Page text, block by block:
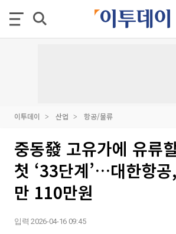
이투데이 산업 항공/물류
중동發 고유가에 유류
첫 ‘33단계’…대한항
만 110만원
입력 2026-04-16 09:45